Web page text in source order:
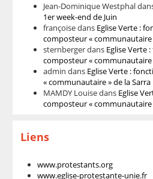
Jean-Dominique Westphal
1er week-end de Juin
françoisedans Eglise Verte :
composteur « communautaire
sternbergerdans Eglise Verte
composteur « communautaire
admin dans Eglise Verte :
« communautaire » de la Sarra
MAMDY Louisedans Eglise
composteur « communautaire
Liens
www.protestants.org
www.eglise-protestante-unie.fr